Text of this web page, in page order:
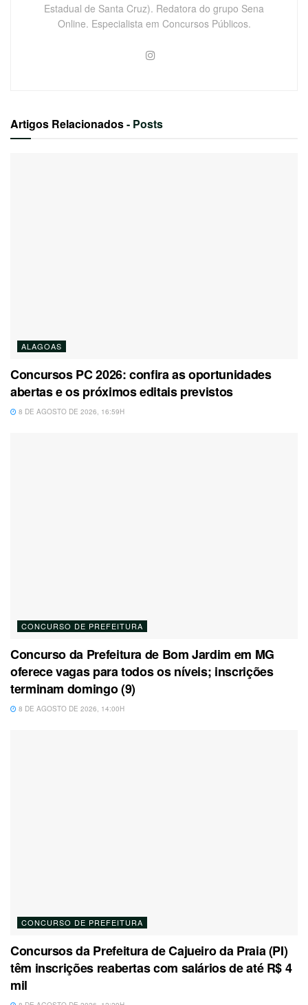
Estadual de Santa Cruz). Redatora do grupo Sena
Online. Especialista em Concursos Públicos.
Artigos Relacionados- Posts
ALAGOAS
Concursos PC 2026: confira as oportunidades
abertas e os próximos editais previstos
8 DE AGOSTO DE 2026, 16:59H
CONCURSO DE PREFEITURA
Concurso da Prefeitura de Bom Jardim em MG
oferece vagas para todos os níveis; inscrições
terminam domingo (9)
8 DE AGOSTO DE 2026, 14:00H
CONCURSO DE PREFEITURA
Concursos da Prefeitura de Cajueiro da Praia (PI)
têm inscrições reabertas com salários de até R$ 4
mil